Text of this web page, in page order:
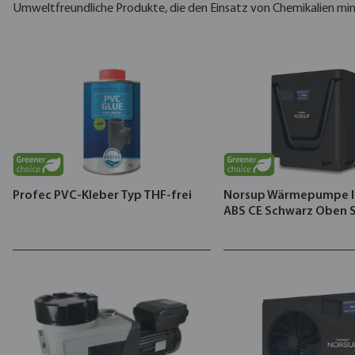
Umweltfreundliche Produkte, die den Einsatz von Chemikalien
Profec PVC-Kleber Typ THF-frei
Norsup Wärmepumpe
ABS CE Schwarz Oben